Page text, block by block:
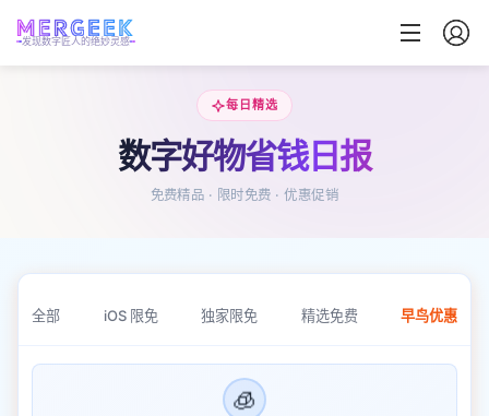
发现数字匠人的绝妙灵感
每日精选
数字好物省钱日报
免费精品 · 限时免费 · 优惠促销
全部 iOS 限免 独家限免 精选免费 早鸟优惠
🧊